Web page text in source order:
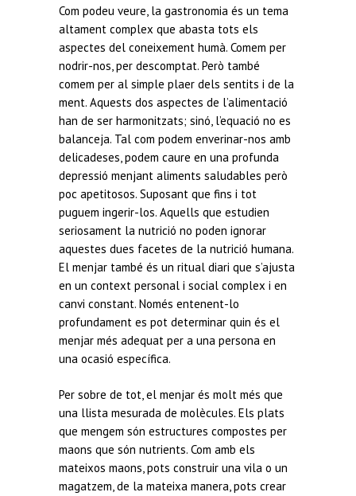
Com podeu veure, la gastronomia és un tema
altament complex que abasta tots els
aspectes del coneixement humà. Comem per
nodrir-nos, per descomptat. Però també
comem per al simple plaer dels sentits i de la
ment. Aquests dos aspectes de l’alimentació
han de ser harmonitzats; sinó, l’equació no es
balanceja. Tal com podem enverinar-nos amb
delicadeses, podem caure en una profunda
depressió menjant aliments saludables però
poc apetitosos. Suposant que fins i tot
puguem ingerir-los. Aquells que estudien
seriosament la nutrició no poden ignorar
aquestes dues facetes de la nutrició humana.
El menjar també és un ritual diari que s’ajusta
en un context personal i social complex i en
canvi constant. Només entenent-lo
profundament es pot determinar quin és el
menjar més adequat per a una persona en
una ocasió específica.
Per sobre de tot, el menjar és molt més que
una llista mesurada de molècules. Els plats
que mengem són estructures compostes per
maons que són nutrients. Com amb els
mateixos maons, pots construir una vila o un
magatzem, de la mateixa manera, pots crear